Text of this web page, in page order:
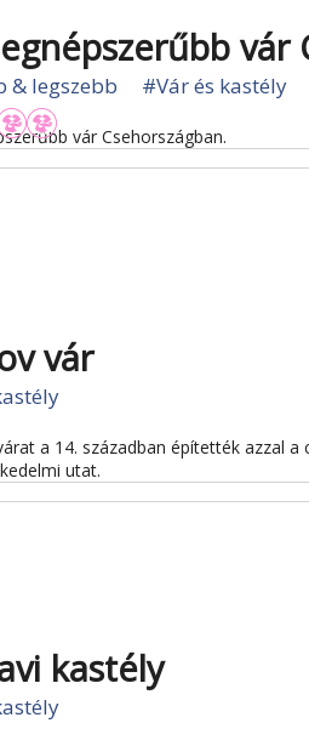
vár
& legszebb #Vár és kastély
vár Csehországban.
vár
a 14. században építették azzal
utat.
kastély